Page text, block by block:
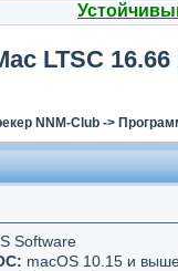
LTSC
NNM-Club->
Software
macOS 10.15 и